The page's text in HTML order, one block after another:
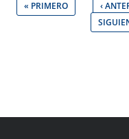
« PRIMERO ‹